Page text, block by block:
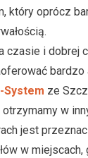
który oprócz
czasie i dobrej
System ze
w
jest
w